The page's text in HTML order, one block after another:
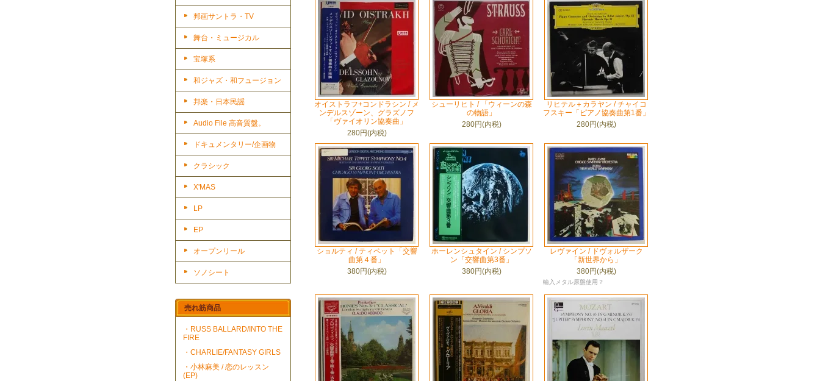
邦画サントラ・TV
舞台・ミュージカル
宝塚系
和ジャズ・和フュージョン
邦楽・日本民謡
Audio File 高音質盤。
ドキュメンタリー/企画物
クラシック
X'MAS
LP
EP
オープンリール
ソノシート
売れ筋商品
・RUSS BALLARD/INTO THE
FIRE
・CHARLIE/FANTASY GIRLS
・小林麻美 / 恋のレッスン
(EP)
オイストラフ+コンドラシン / メ
ンデルスゾーン、グラズノフ
「ヴァイオリン協奏曲」
280円(内税)
シューリヒト / 「ウィーンの森
の物語」
280円(内税)
リヒテル＋カラヤン / チャイコ
フスキー「ピアノ協奏曲第1番」
280円(内税)
ショルティ / ティペット「交響
曲第４番」
380円(内税)
ホーレンシュタイン / シンプソ
ン「交響曲第3番」
380円(内税)
レヴァイン / ドヴォルザーク
「新世界から」
380円(内税)
輸入メタル原盤使用？